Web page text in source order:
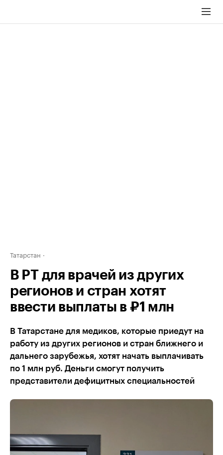
Татарстан
В РТ для врачей из других
регионов и стран хотят
ввести выплаты в ₽1 млн
В Татарстане для медиков, которые приедут на
работу из других регионов и стран ближнего и
дальнего зарубежья, хотят начать выплачивать
по 1 млн руб. Деньги смогут получить
представители дефицитных специальностей